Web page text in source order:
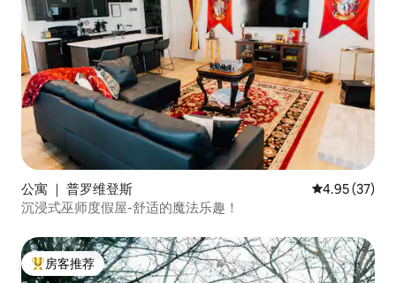
公寓 ｜ 普罗维登斯 平均评分
4.95 (37)
沉浸式巫师度假屋-舒适的魔法乐趣！
热门「房客推荐」
房客推荐